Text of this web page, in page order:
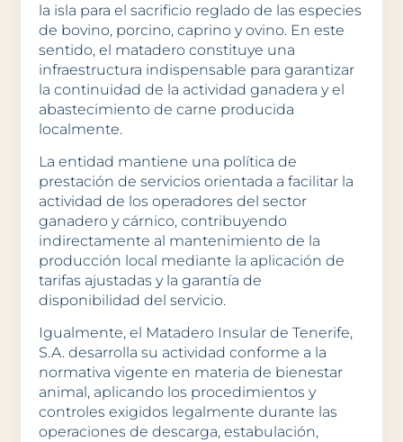
la isla para el sacrificio reglado de las especies
de bovino, porcino, caprino y ovino. En este
sentido, el matadero constituye una
infraestructura indispensable para garantizar
la continuidad de la actividad ganadera y el
abastecimiento de carne producida
localmente.
La entidad mantiene una política de
prestación de servicios orientada a facilitar la
actividad de los operadores del sector
ganadero y cárnico, contribuyendo
indirectamente al mantenimiento de la
producción local mediante la aplicación de
tarifas ajustadas y la garantía de
disponibilidad del servicio.
Igualmente, el Matadero Insular de Tenerife,
S.A. desarrolla su actividad conforme a la
normativa vigente en materia de bienestar
animal, aplicando los procedimientos y
controles exigidos legalmente durante las
operaciones de descarga, estabulación,